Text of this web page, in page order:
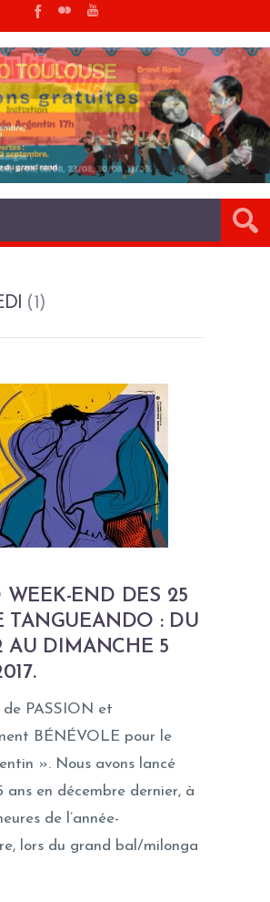
1
WEEK-END DES 25
TANGUEANDO : DU
AU DIMANCHE 5
PASSION et
BÉNÉVOLE pour le
». Nous avons lancé
ans en décembre dernier, à
de l’année-
lors du grand bal/milonga